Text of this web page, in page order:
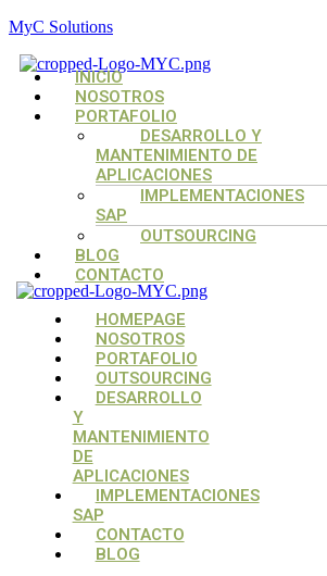
MyC Solutions
Menú
INICIO
NOSOTROS
PORTAFOLIO
DESARROLLO Y
MANTENIMIENTO DE
APLICACIONES
IMPLEMENTACIONES
SAP
OUTSOURCING
BLOG
CONTACTO
Menú
Menú
HOMEPAGE
NOSOTROS
PORTAFOLIO
OUTSOURCING
DESARROLLO
Y
MANTENIMIENTO
DE
APLICACIONES
IMPLEMENTACIONES
SAP
CONTACTO
BLOG